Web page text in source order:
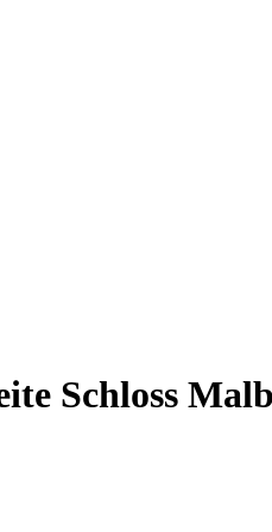
Schloss